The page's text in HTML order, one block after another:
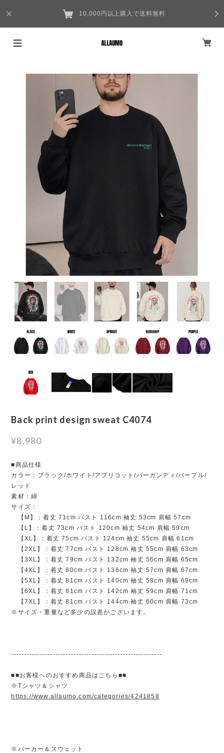
10,000円以上購入で送料無料
Back print design sweat C4074
¥8,980
■商品仕様
カラー：ブラック/ホワイト/アプリコット/バーガンディ/パープル/
レッド
素材：綿
サイズ：
【M】：着丈 71cm バスト 116cm 袖丈 53cm 肩幅 57cm
【L】：着丈 73cm バスト 120cm 袖丈 54cm 肩幅 59cm
【XL】：着丈 75cm バスト 124cm 袖丈 55cm 肩幅 61cm
【2XL】：着丈 77cm バスト 128cm 袖丈 55cm 肩幅 63cm
【3XL】：着丈 79cm バスト 132cm 袖丈 56cm 肩幅 65cm
【4XL】：着丈 80cm バスト 136cm 袖丈 57cm 肩幅 67cm
【5XL】：着丈 81cm バスト 140cm 袖丈 58cm 肩幅 69cm
【6XL】：着丈 81cm バスト 142cm 袖丈 59cm 肩幅 71cm
【7XL】：着丈 81cm バスト 144cm 袖丈 60cm 肩幅 73cm
※サイズ・重量など多少の誤差がございます。
----------------------------------------------------------
■■お客様へのおすすめ商品はこちら■■
※Tシャツ＆シャツ
https://www.allaumo.com/categories/4241858
※パーカー＆スウェット